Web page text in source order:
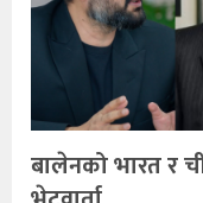
बालेनको भारत र